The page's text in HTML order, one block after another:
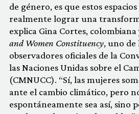
de género, es que estos
realmente lograr una
explica Gina Cortes,
and Women Constituency, uno de
observadores oficiales de la
las Naciones Unidas sobre el
(CMNUCC). “Sí, las mujeres
ante el cambio climático, pero
espontáneamente sea así, sino